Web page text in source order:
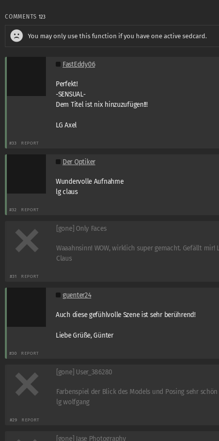
COMMENTS 123
You may only use this function if you have one active sedcard.
FastEddy06
Perfekt!
-SENSUAL-
Dem Titel ist nix hinzuzufügen!!!
LG Axel
#33 REPORT
Der Optiker
Wundervolle Aufnahme
lg claus
#32 REPORT
[gone] Only Faces
Waaahnsinn! WOW, wirklich super gemacht. Gefällt mir!
Claus
#31 REPORT
guenter24
Auch diese gefühlvolle Szene ist sehr berührend!
Liebe Grüße, Günter
#30 REPORT
[gone] User_386280
Farbenspiel der Blick des Models und Posing sehr schön
lg wolfgang
#29 REPORT
[gone] Jase Photography